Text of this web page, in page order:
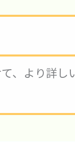
、より詳し